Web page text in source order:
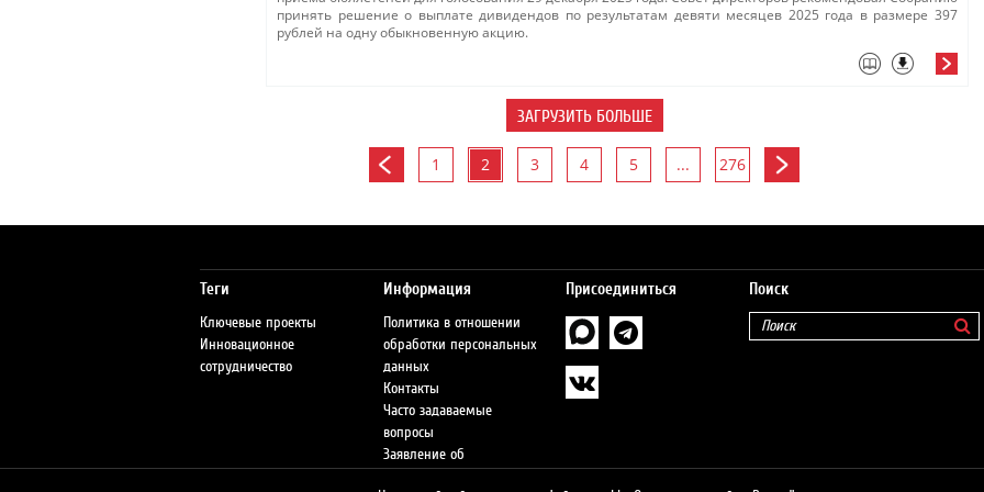
принять решение о выплате дивидендов по результатам девяти месяцев 2025 года в размере 397
рублей на одну обыкновенную акцию​.
ЗАГРУЗИТЬ БОЛЬШЕ
1 2 3 4 5 ... 276
Теги
Ключевые проекты
Инновационное
сотрудничество
Информация
Политика в отношении
обработки персональных
данных
Контакты
Часто задаваемые
вопросы
Заявление об
Присоединиться Поиск